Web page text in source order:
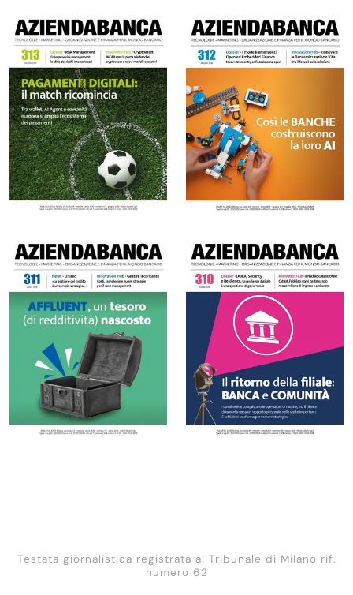
Testata giornalistica registrata al Tribunale di Milano rif.
numero 62